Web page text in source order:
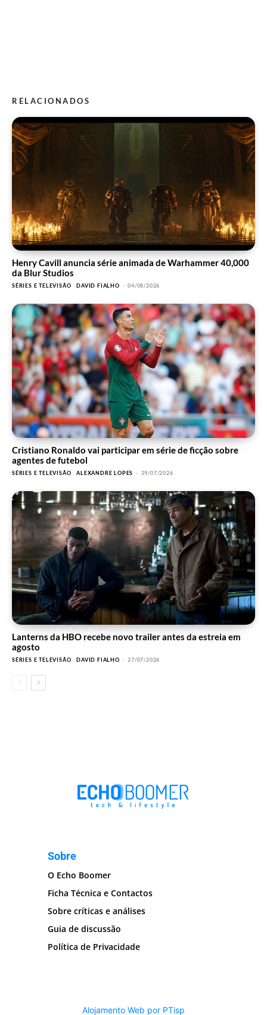
RELACIONADOS
Henry Cavill anuncia série animada de Warhammer 40,000
da Blur Studios
SÉRIES E TELEVISÃO DAVID FIALHO - 04/08/2026
Cristiano Ronaldo vai participar em série de ficção sobre
agentes de futebol
SÉRIES E TELEVISÃO ALEXANDRE LOPES - 29/07/2026
Lanterns da HBO recebe novo trailer antes da estreia em
agosto
SÉRIES E TELEVISÃO DAVID FIALHO - 27/07/2026
Sobre
O Echo Boomer
Ficha Técnica e Contactos
Sobre críticas e análises
Guia de discussão
Política de Privacidade
Alojamento Web por PTisp